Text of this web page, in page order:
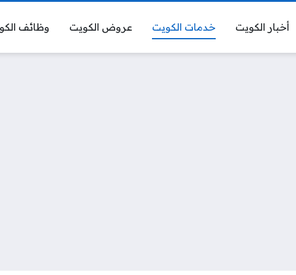
أخبار الكويت خدمات الكويت عروض الكويت وظائف